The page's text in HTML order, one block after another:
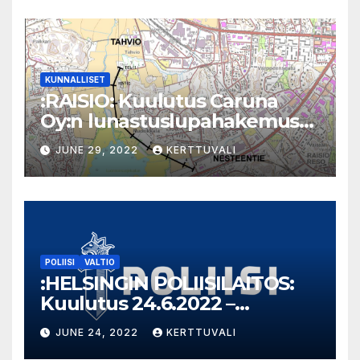
KUNNALLISET
:RAISIO: Kuulutus Caruna
Oy:n lunastuslupahakemus
Nesteentie Tahvio
JUNE 29, 2022 KERTTUVALI
POLIISI VALTIO
:HELSINGIN POLIISILAITOS:
Kuulutus 24.6.2022 –
Takavarikoitu omaisuus
JUNE 24, 2022 KERTTUVALI